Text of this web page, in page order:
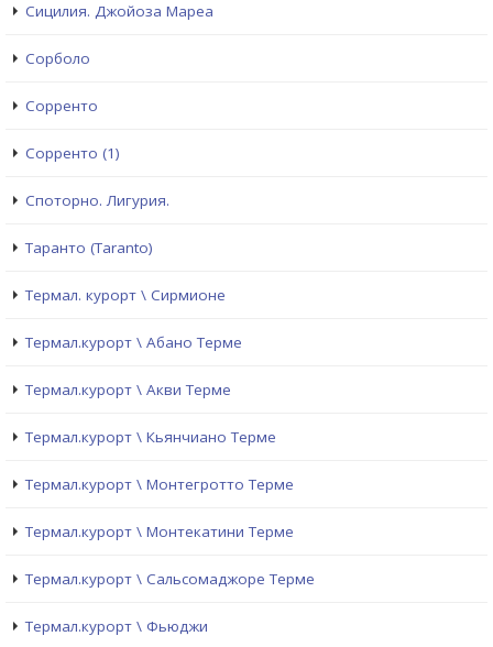
Сицилия. Джойоза Мареа
Сорболо
Сорренто
Сорренто (1)
Споторно. Лигурия.
Таранто (Taranto)
Термал. курорт \ Сирмионе
Термал.курорт \ Абано Терме
Термал.курорт \ Акви Терме
Термал.курорт \ Кьянчиано Терме
Термал.курорт \ Монтегротто Терме
Термал.курорт \ Монтекатини Терме
Термал.курорт \ Сальсомаджоре Терме
Термал.курорт \ Фьюджи